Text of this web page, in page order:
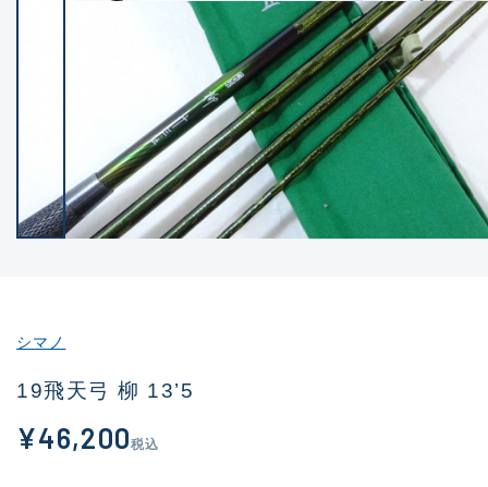
(17275)
(21943)
C(38721)
C-(5135)
D(2192)
新商品 (1851)
シマノ
19飛天弓 柳 13’5
¥46,200税込